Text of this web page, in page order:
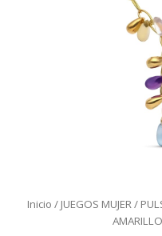
Inicio / JUEGOS MUJER /